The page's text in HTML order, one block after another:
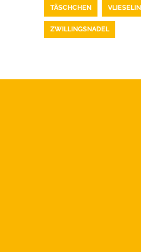
TÄSCHCHEN
ZWILLINGSNADEL